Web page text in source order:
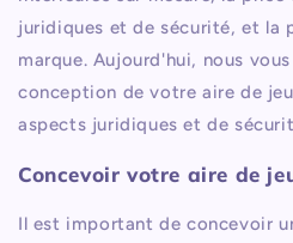
juridiques et de sécurité, et la
marque. Aujourd'hui, nous
conception de votre aire de
aspects juridiques et de
Concevoir votre aire de
Il est important de concevoir